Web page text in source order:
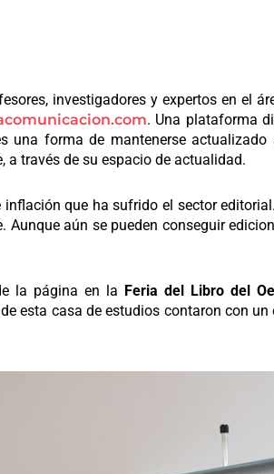
investigadores y expertos en el
. Una plataforma
una forma de mantenerse
a través de su espacio de actualidad.
que ha sufrido el sector
Aunque aún se pueden conseguir
la página en la Feria del Libro del
esta casa de estudios contaron con un